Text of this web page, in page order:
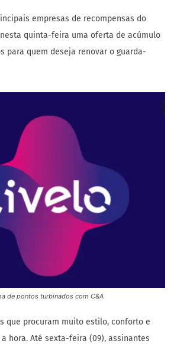
empresas de recompensas do
quinta-feira uma oferta de acúmulo
para quem deseja renovar o guarda-
de pontos turbinados com C&A
que procuram muito estilo, conforto e
hora. Até sexta-feira (09), assinantes